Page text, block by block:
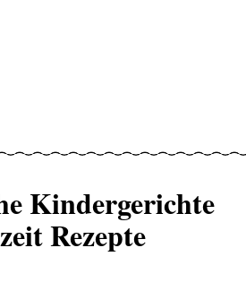
Kindergerichte
Rezepte